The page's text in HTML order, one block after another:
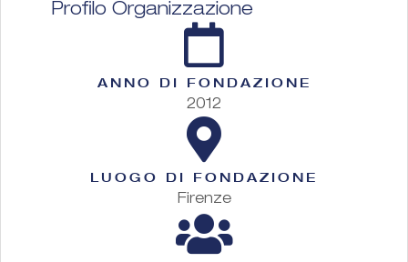
Profilo Organizzazione
ANNO DI FONDAZIONE
2012
LUOGO DI FONDAZIONE
Firenze